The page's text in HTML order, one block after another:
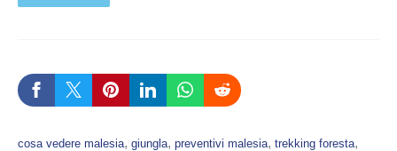
cosa vedere malesia, giungla, preventivi malesia, trekking foresta